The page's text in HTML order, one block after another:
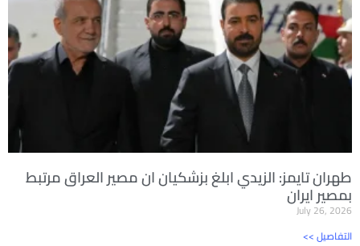
طهران تايمز: الزيدي ابلغ بزشكيان ان مصير العراق مرتبط
بمصير ايران
July 26, 2026
<< التفاصيل